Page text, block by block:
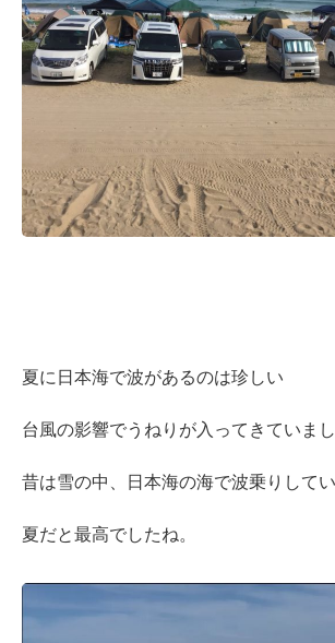
夏に日本海で波があるのは珍しい
台風の影響でうねりが入ってきていまし
昔は雪の中、日本海の海で波乗りして
夏だと最高でしたね。